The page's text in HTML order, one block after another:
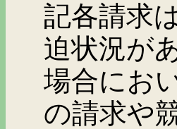
記各請求
迫状況が
場合にお
の請求や